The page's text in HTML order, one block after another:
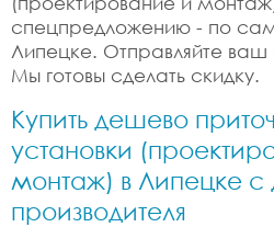
спецпредложению - по
Липецке. Отправляйте ваш
Мы готовы сделать скидку.
Купить дешево
установки
монтаж) в Липецке с
производителя